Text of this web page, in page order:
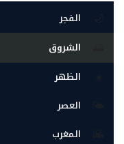
الفجر
الشروق
الظهر
العصر
المغرب